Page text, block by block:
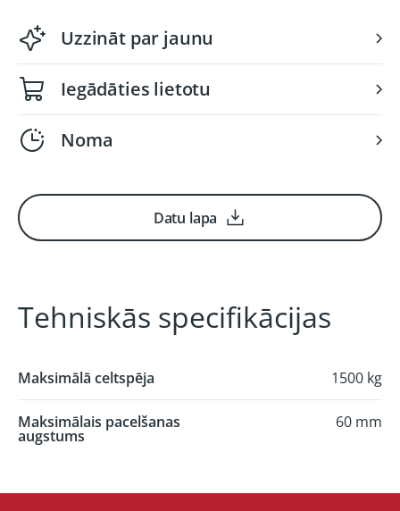
Uzzināt par jaunu
Iegādāties lietotu
Noma
Datu lapa
Tehniskās specifikācijas
Maksimālā celtspēja 1500 kg
Maksimālais pacelšanas
augstums
60 mm